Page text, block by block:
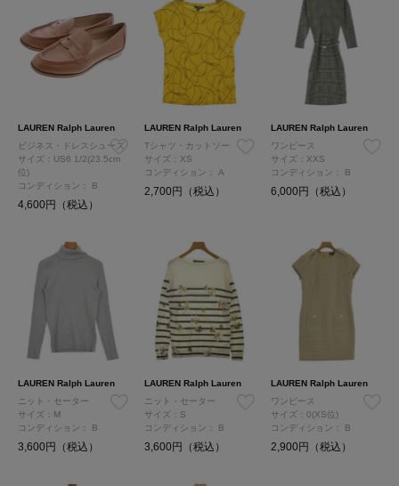
LAUREN Ralph Lauren
ビジネス・ドレスシューズ
サイズ：US6 1/2(23.5cm
位)
コンディション： B
4,600円（税込）
LAUREN Ralph Lauren
Tシャツ・カットソー
サイズ：XS
コンディション：
A
2,700円（税込）
LAUREN Ralph Lauren
ワンピース
サイズ：XXS
コンディション：
B
6,000円（税込）
LAUREN Ralph Lauren
ニット・セーター
サイズ：M
コンディション： B
3,600円（税込）
LAUREN Ralph Lauren
ニット・セーター
サイズ：S
コンディション：
B
3,600円（税込）
LAUREN Ralph Lauren
ワンピース
サイズ：0(XS位)
コンディション：
B
2,900円（税込）